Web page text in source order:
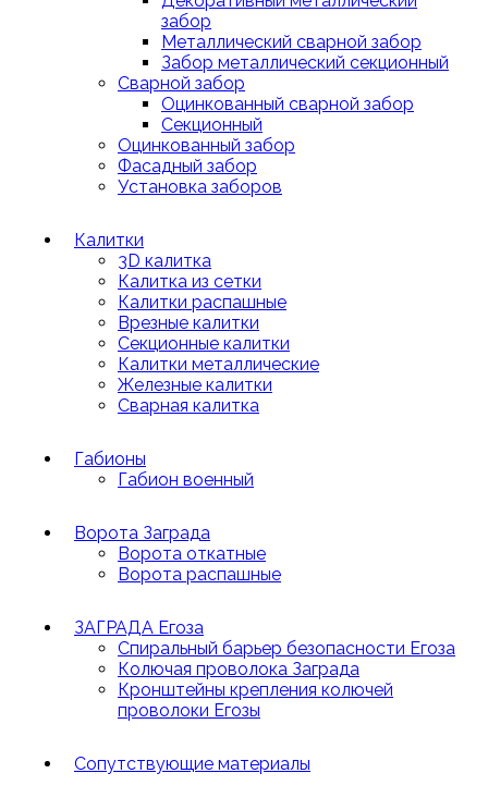
забор
Металлический сварной забор
Забор металлический секционный
Сварной забор
Оцинкованный сварной забор
Секционный
Оцинкованный забор
Фасадный забор
Установка заборов
Калитки
3D калитка
Калитка из сетки
Калитки распашные
Врезные калитки
Секционные калитки
Калитки металлические
Железные калитки
Сварная калитка
Габионы
Габион военный
Ворота Заграда
Ворота откатные
Ворота распашные
ЗАГРАДА Егоза
Спиральный барьер безопасности Егоза
Колючая проволока Заграда
Кронштейны крепления колючей
проволоки Егозы
Сопутствующие материалы